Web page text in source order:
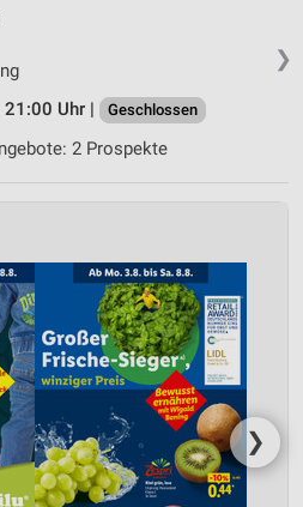
❯
Uhr |
Geschlossen
2 Prospekte
❯